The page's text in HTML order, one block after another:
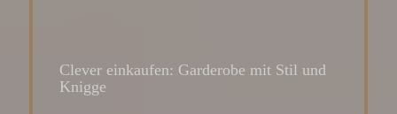
Clever einkaufen: Garderobe mit Stil und
Knigge